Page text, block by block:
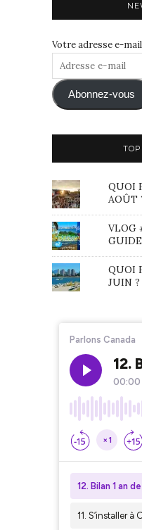
Votre adresse e-mail
Adresse
mail Abonnez-vous
QUOI
AOÛT
VLOG
QUOI
JUIN ?